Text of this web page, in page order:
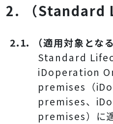
2. （Standard
2.1. （適用対象となる
Standard
iDoperation
premises（
premises、
premises）に